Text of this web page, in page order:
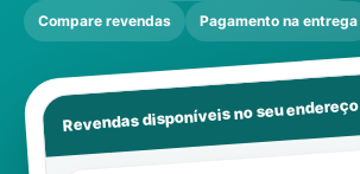
Compare revendas Pagamento na entrega
Revendas disponíveis no seu endereço